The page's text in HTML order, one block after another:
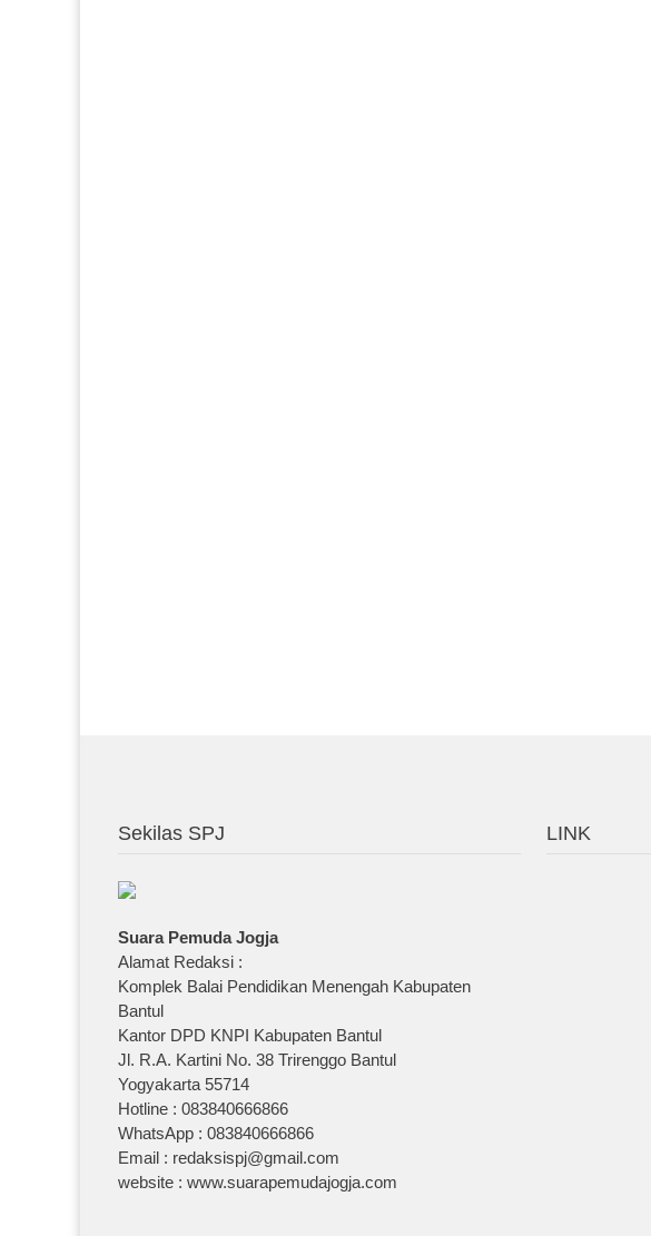
Sekilas SPJ
Suara Pemuda Jogja
Alamat Redaksi :
Komplek Balai Pendidikan Menengah Kabupaten
Bantul
Kantor DPD KNPI Kabupaten Bantul
Jl. R.A. Kartini No. 38 Trirenggo Bantul
Yogyakarta 55714
Hotline : 083840666866
WhatsApp : 083840666866
Email : redaksispj@gmail.com
website : www.suarapemudajogja.com
LINK